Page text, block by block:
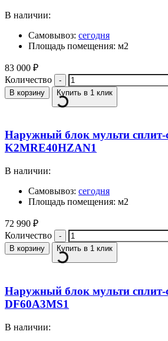
В наличии:
Самовывоз: сегодня
Площадь помещения: м2
83 000 ₽
Количество
В корзину Купить в 1 клик
Наружный блок мульти сплит-
K2MRE40HZAN1
В наличии:
Самовывоз: сегодня
Площадь помещения: м2
72 990 ₽
Количество
В корзину Купить в 1 клик
Наружный блок мульти сплит-
DF60A3MS1
В наличии: